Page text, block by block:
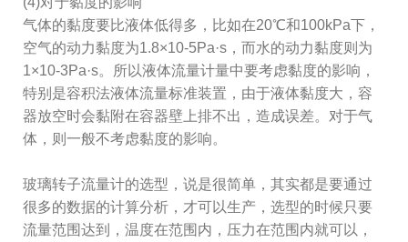
气体的黏度要比液体低得多，比如在20℃和100kPa下，
空气的动力黏度为1.8×10-5Pa·s，而水的动力黏度则为
1×10-3Pa·s。所以液体流量计量中要考虑黏度的影响，
特别是容积法液体流量标准装置，由于液体黏度大，容
器放空时会黏附在容器壁上排不出，造成误差。对于气
体，则一般不考虑黏度的影响。
玻璃转子流量计的选型，说是很简单，其实都是要通过
很多的数据的计算分析，才可以生产，选型的时候只要
流量范围达到，温度在范围内，压力在范围内就可以，